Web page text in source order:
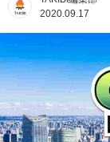
2020.09.17